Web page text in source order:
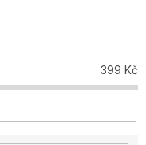
399 Kč